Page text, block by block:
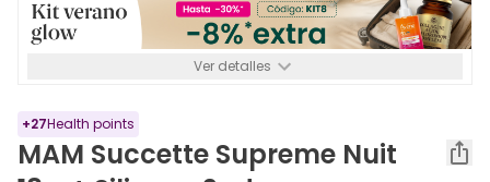
Ver detalles
+27Health points
MAM Succette Supreme Nuit